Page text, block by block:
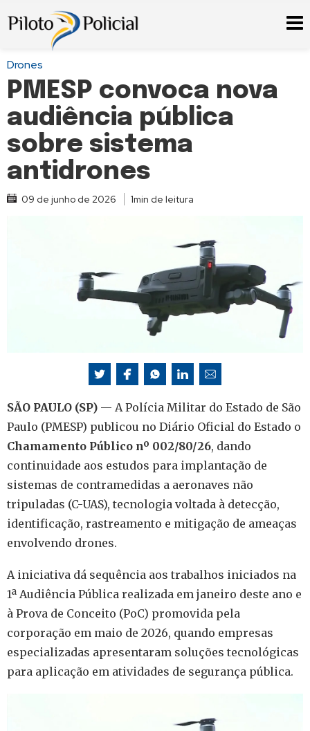
Drones
PMESP convoca nova
audiência pública
sobre sistema
antidrones
09 de junho de 2026 1min de leitura
SÃO PAULO (SP) — A Polícia Militar do Estado de São
Paulo (PMESP) publicou no Diário Oficial do Estado o
Chamamento Público nº 002/80/26, dando
continuidade aos estudos para implantação de
sistemas de contramedidas a aeronaves não
tripuladas (C-UAS), tecnologia voltada à detecção,
identificação, rastreamento e mitigação de ameaças
envolvendo drones.
A iniciativa dá sequência aos trabalhos iniciados na
1ª Audiência Pública realizada em janeiro deste ano e
à Prova de Conceito (PoC) promovida pela
corporação em maio de 2026, quando empresas
especializadas apresentaram soluções tecnológicas
para aplicação em atividades de segurança pública.